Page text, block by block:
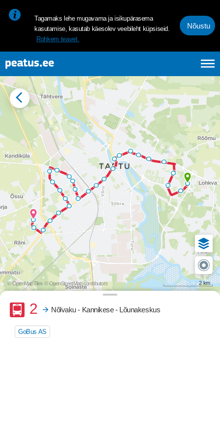
Tagamaks lehe mugavama ja isikupärasema
kasutamise, kasutab käesolev veebileht küpsiseid.
Rohkem teavet.
Nõustu
© OpenMapTiles © OpenStreetMap contributors 2 km
Buss
2 Nõlvaku - Kannikese - Lõunakeskus
GoBus AS